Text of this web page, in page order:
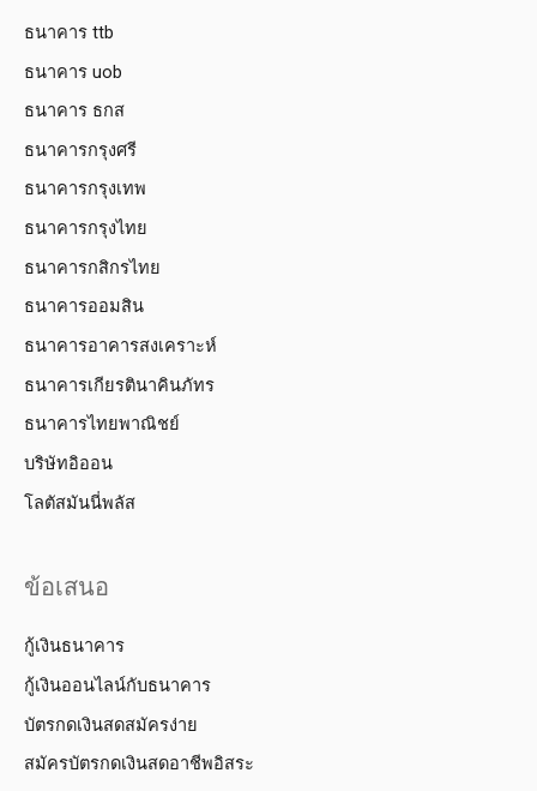
ธนาคาร ttb
ธนาคาร uob
ธนาคาร ธกส
ธนาคารกรุงศรี
ธนาคารกรุงเทพ
ธนาคารกรุงไทย
ธนาคารกสิกรไทย
ธนาคารออมสิน
ธนาคารอาคารสงเคราะห์
ธนาคารเกียรตินาคินภัทร
ธนาคารไทยพาณิชย์
บริษัทอิออน
โลตัสมันนี่พลัส
ข้อเสนอ
กู้เงินธนาคาร
กู้เงินออนไลน์กับธนาคาร
บัตรกดเงินสดสมัครง่าย
สมัครบัตรกดเงินสดอาชีพอิสระ